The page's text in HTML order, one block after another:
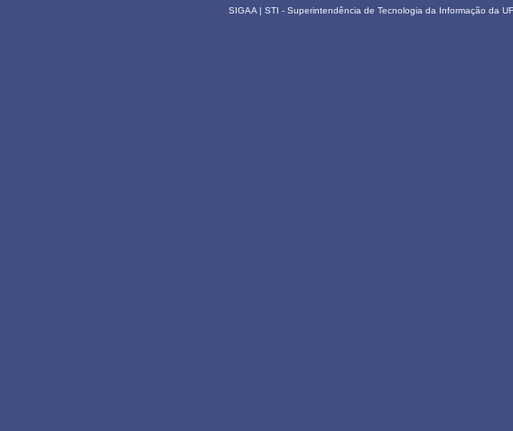
SIGAA | STI - Superintendência de Tecnologia da Informação da